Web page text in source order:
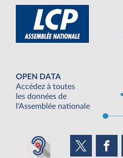
OPEN DATA
Accédez à toutes
les données de
l'Assemblée nationale